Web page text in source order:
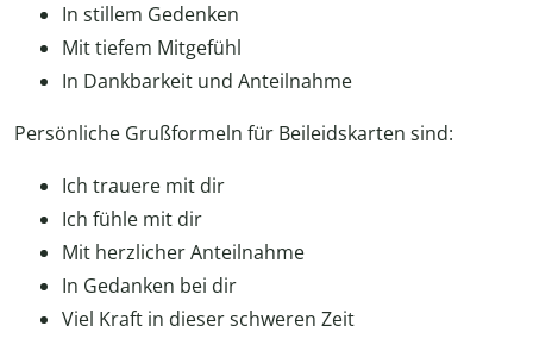
In stillem Gedenken
Mit tiefem Mitgefühl
In Dankbarkeit und Anteilnahme
Persönliche Grußformeln für Beileidskarten sind:
Ich trauere mit dir
Ich fühle mit dir
Mit herzlicher Anteilnahme
In Gedanken bei dir
Viel Kraft in dieser schweren Zeit